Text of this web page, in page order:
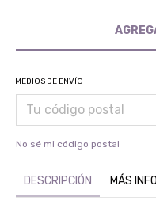
MEDIOS DE ENVÍO
No sé mi código postal
DESCRIPCIÓN MÁS